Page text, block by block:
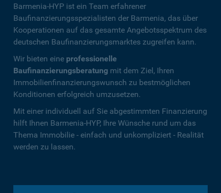
Barmenia-HYP ist ein Team erfahrener
Baufinanzierungsspezialisten der Barmenia, das über
Kooperationen auf das gesamte Angebotsspektrum des
deutschen Baufinanzierungsmarktes zugreifen kann.
Wir bieten eine professionelle
Baufinanzierungsberatung mit dem Ziel, Ihren
Immobilienfinanzierungswunsch zu bestmöglichen
Konditionen erfolgreich umzusetzen.
Mit einer individuell auf Sie abgestimmten Finanzierung
hilft Ihnen Barmenia-HYP, Ihre Wünsche rund um das
Thema Immobilie - einfach und unkompliziert - Realität
werden zu lassen.